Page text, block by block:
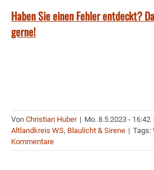
Haben Sie einen Fehler entdeckt?
gerne!
Von Christian Huber | Mo. 8.5.2023 - 16:42
Altlandkreis WS, Blaulicht & Sirene | Tags:
Kommentare